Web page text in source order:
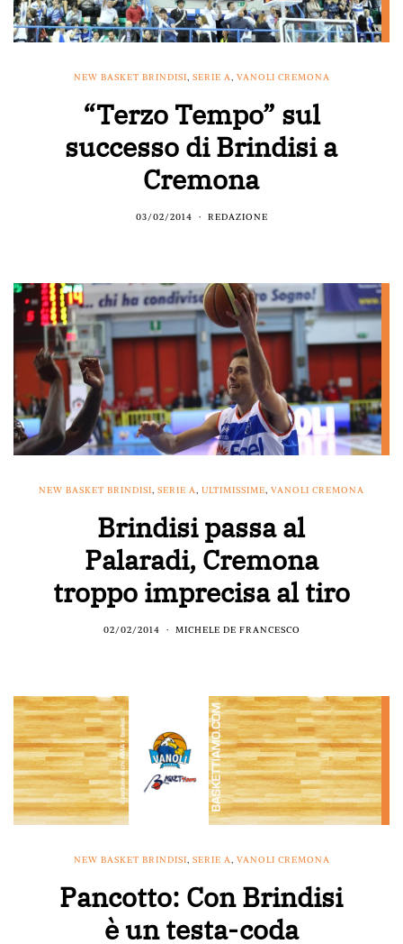
NEW BASKET BRINDISI SERIE A VANOLI CREMONA
“Terzo Tempo” sul
successo di Brindisi a
Cremona
03/02/2014 REDAZIONE
NEW BASKET BRINDISI SERIE A ULTIMISSIME VANOLI CREMONA
Brindisi passa al
Palaradi, Cremona
troppo imprecisa al tiro
02/02/2014 MICHELE DE FRANCESCO
NEW BASKET BRINDISI, SERIE A, VANOLI CREMONA
Pancotto: Con Brindisi
è un testa-coda